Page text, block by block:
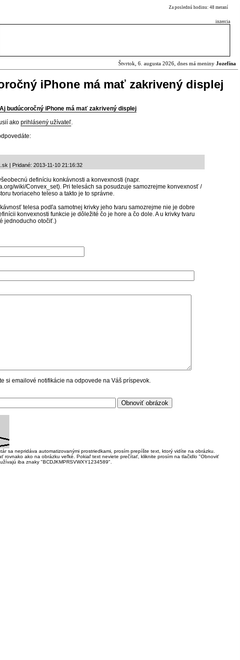
Za poslednú hodinu: 48 meraní
inzercia
Štvrtok, 6. augusta 2026, dnes má meniny Jozefína
iPhone má mať zakrivený displej
Aj budúcoročný iPhone má mať zakrivený displej
ako prihlásený užívateľ.
| Pridané: 2013-11-10 21:16:32
definíciu konkávnosti a konvexnosti (napr.
wiki/Convex_set). Pri telesách sa posudzuje samozrejme konvexnosť /
tvoriaceho teleso a takto je to správne.
telesa podľa samotnej krivky jeho tvaru samozrejme nie je dobre
konvexnosti funkcie je dôležité čo je hore a čo dole. A u krivky tvaru
jednoducho otočiť.)
si emailové notifikácie na odpovede na Váš príspevok.
sa nepridáva automatizovanými prostriedkami, prosím prepíšte text, ktorý vidíte na obrázku.
rovnako ako na obrázku veľké. Pokiaľ text neviete prečítať, kliknite prosím na tlačidlo "Obnoviť
iba znaky "BCDJKMPRSVWXY1234589".